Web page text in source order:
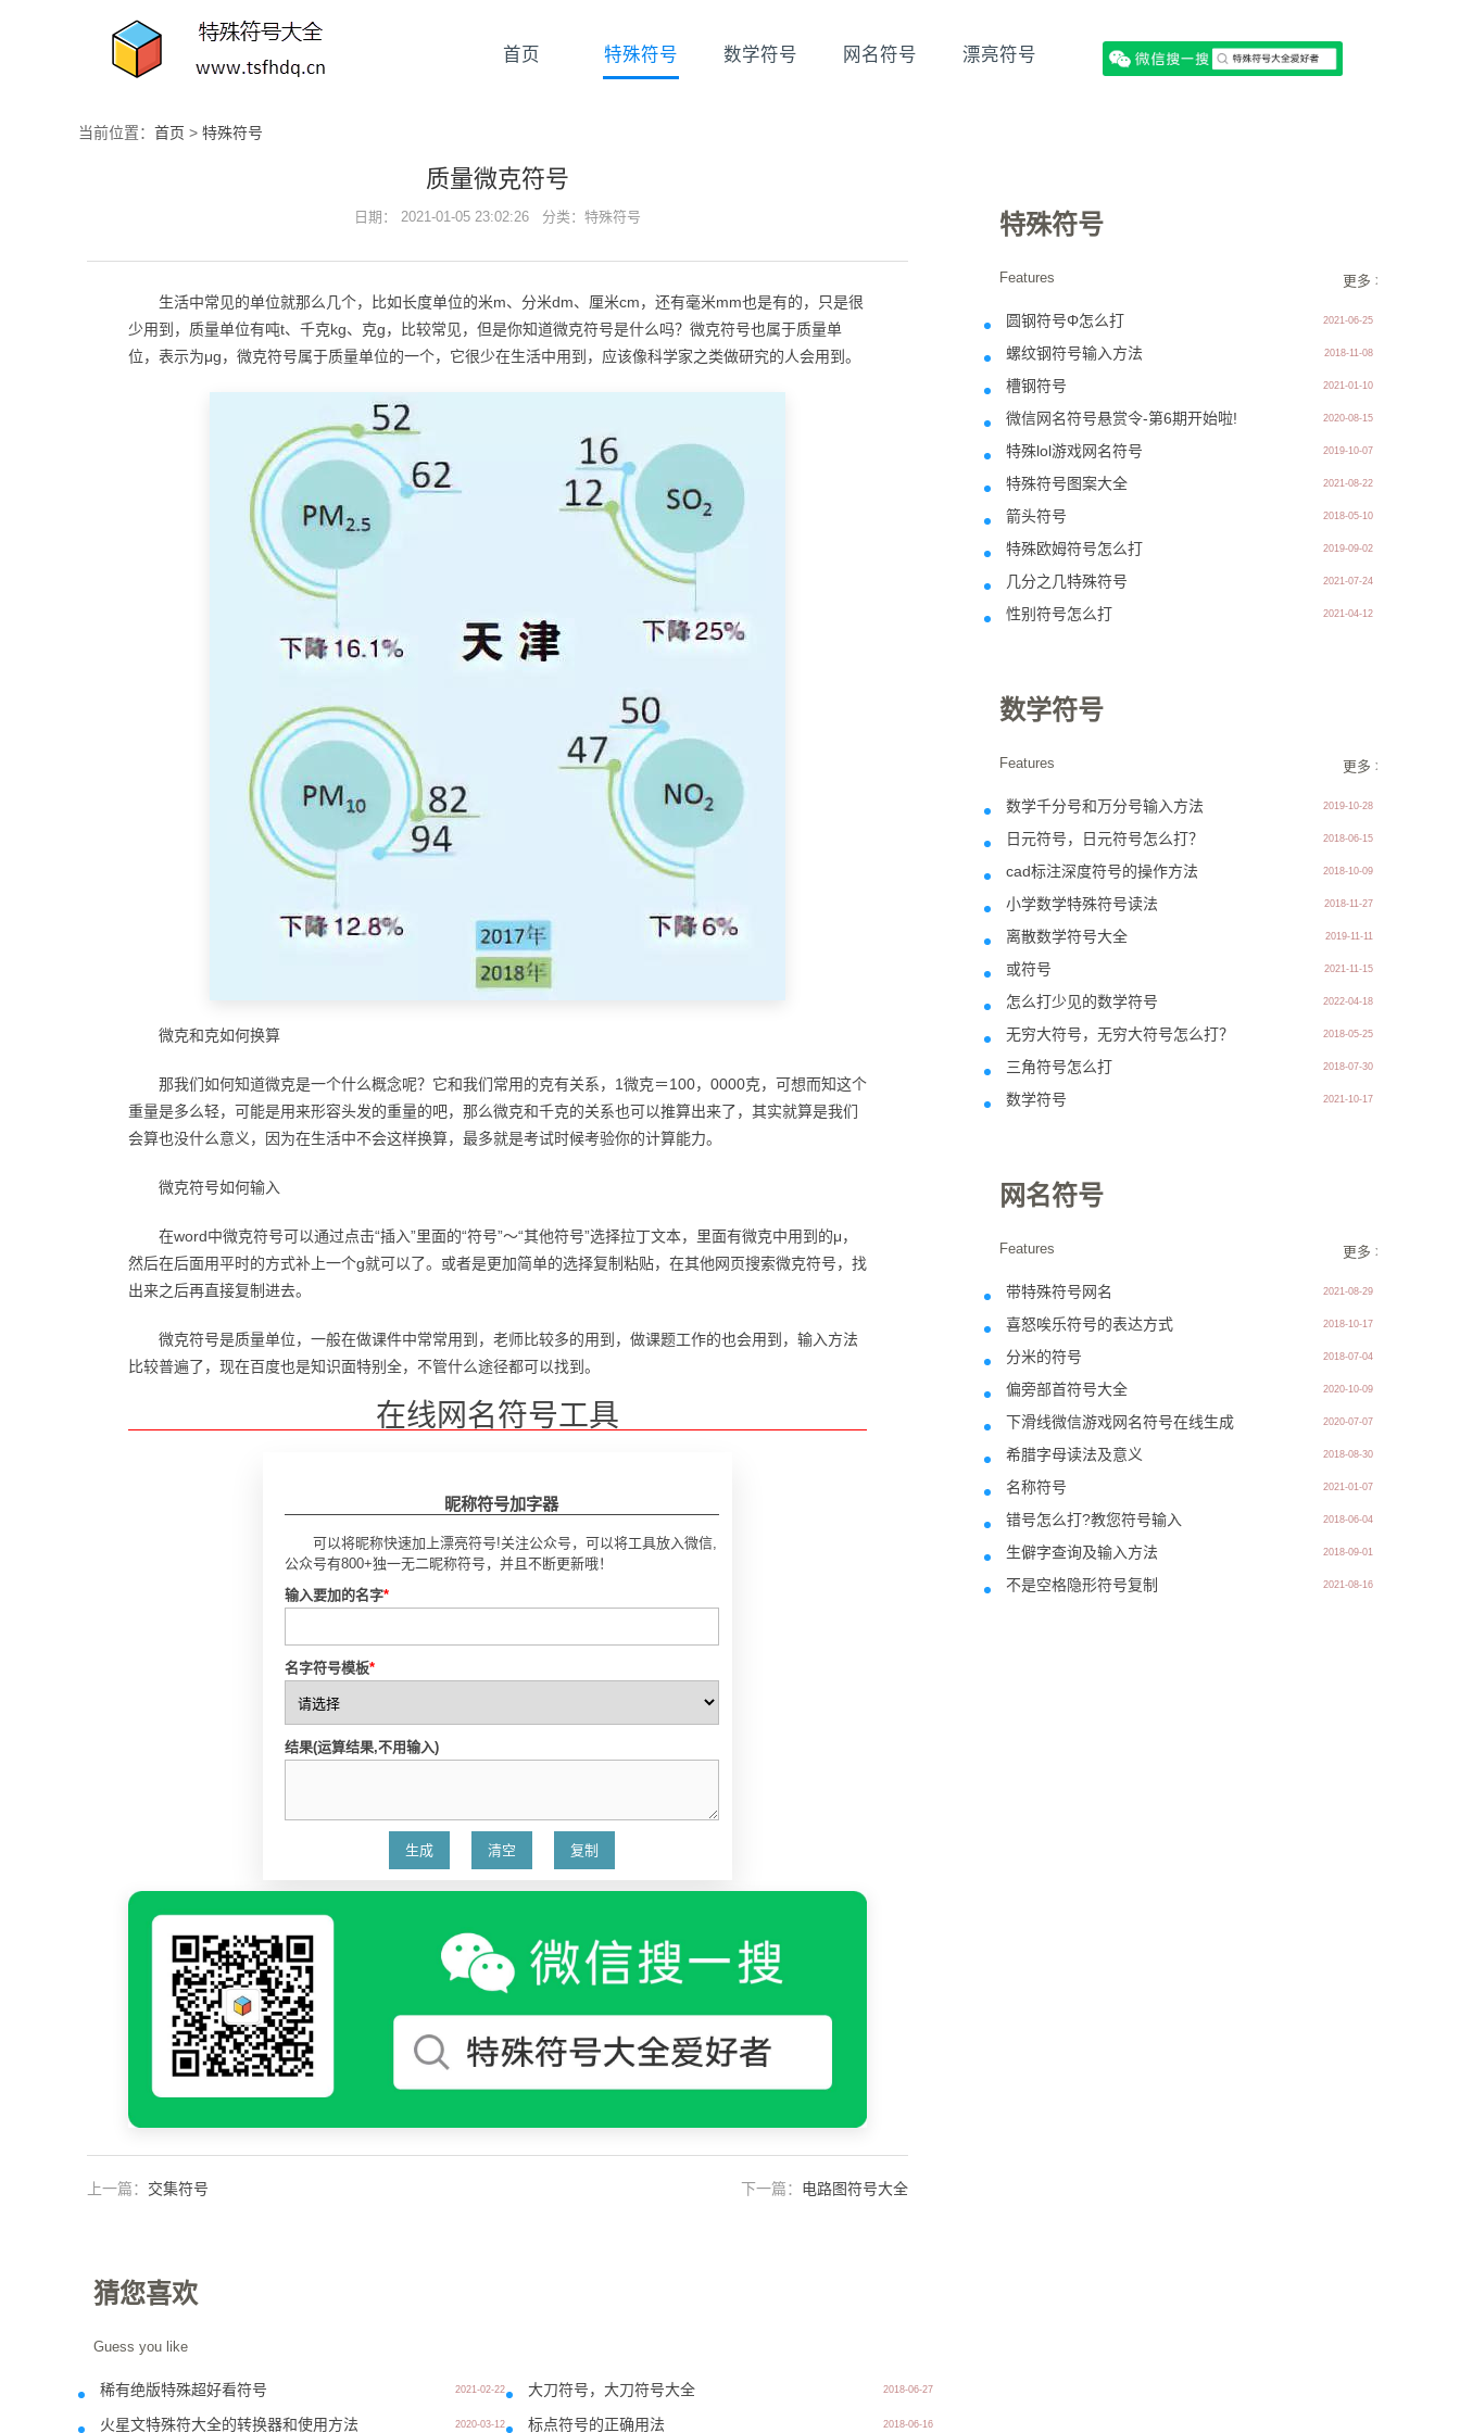
首页 特殊符号 数学符号 网名符号 漂亮符号
当前位置： 首页 > 特殊符号
质量微克符号
日期： 2021-01-05 23:02:26 分类： 特殊符号
生活中常见的单位就那么几个，比如长度单位的米m、分米dm、厘米cm，还有毫米mm也是有的，只是很
少用到，质量单位有吨t、千克kg、克g，比较常见，但是你知道微克符号是什么吗？微克符号也属于质量单
位，表示为μg，微克符号属于质量单位的一个，它很少在生活中用到，应该像科学家之类做研究的人会用到。
微克和克如何换算
那我们如何知道微克是一个什么概念呢？它和我们常用的克有关系，1微克＝100，0000克，可想而知这个
重量是多么轻，可能是用来形容头发的重量的吧，那么微克和千克的关系也可以推算出来了，其实就算是我们
会算也没什么意义，因为在生活中不会这样换算，最多就是考试时候考验你的计算能力。
微克符号如何输入
在word中微克符号可以通过点击“插入”里面的“符号”～“其他符号”选择拉丁文本，里面有微克中用到的μ，
然后在后面用平时的方式补上一个g就可以了。或者是更加简单的选择复制粘贴，在其他网页搜索微克符号，找
出来之后再直接复制进去。
微克符号是质量单位，一般在做课件中常常用到，老师比较多的用到，做课题工作的也会用到，输入方法
比较普遍了，现在百度也是知识面特别全，不管什么途径都可以找到。
在线网名符号工具
昵称符号加字器
可以将昵称快速加上漂亮符号!关注公众号，可以将工具放入微信,
公众号有800+独一无二昵称符号，并且不断更新哦！
输入要加的名字*
名字符号模板*
结果(运算结果,不用输入)
上一篇： 交集符号 下一篇： 电路图符号大全
猜您喜欢
Guess you like
稀有绝版特殊超好看符号 2021-02-22 大刀符号，大刀符号大全 2018-06-27
火星文特殊符大全的转换器和使用方法 2020-03-12 标点符号的正确用法 2018-06-16
特殊符号
Features 更多 >>
圆钢符号Φ怎么打 2021-06-25
螺纹钢符号输入方法 2018-11-08
槽钢符号 2021-01-10
微信网名符号悬赏令-第6期开始啦! 2020-08-15
特殊lol游戏网名符号 2019-10-07
特殊符号图案大全 2021-08-22
箭头符号 2018-05-10
特殊欧姆符号怎么打 2019-09-02
几分之几特殊符号 2021-07-24
性别符号怎么打 2021-04-12
数学符号
Features 更多 >>
数学千分号和万分号输入方法 2019-10-28
日元符号，日元符号怎么打？ 2018-06-15
cad标注深度符号的操作方法 2018-10-09
小学数学特殊符号读法 2018-11-27
离散数学符号大全 2019-11-11
或符号 2021-11-15
怎么打少见的数学符号 2022-04-18
无穷大符号，无穷大符号怎么打？ 2018-05-25
三角符号怎么打 2018-07-30
数学符号 2021-10-17
网名符号
Features 更多 >>
带特殊符号网名 2021-08-29
喜怒唉乐符号的表达方式 2018-10-17
分米的符号 2018-07-04
偏旁部首符号大全 2020-10-09
下滑线微信游戏网名符号在线生成 2020-07-07
希腊字母读法及意义 2018-08-30
名称符号 2021-01-07
错号怎么打?教您符号输入 2018-06-04
生僻字查询及输入方法 2018-09-01
不是空格隐形符号复制 2021-08-16